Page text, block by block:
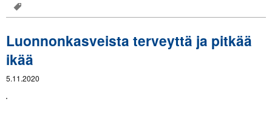
Luonnonkasveista terveyttä ja pitkää
ikää
5.11.2020